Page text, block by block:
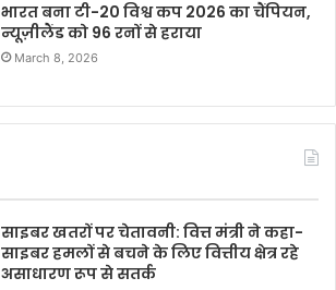
भारत बना टी-20 विश्व कप 2026 का चैंपियन,
न्यूज़ीलैंड को 96 रनों से हराया
March 8, 2026
साइबर खतरों पर चेतावनी: वित्त मंत्री ने कहा-
साइबर हमलों से बचने के लिए वित्तीय क्षेत्र रहे
असाधारण रूप से सतर्क